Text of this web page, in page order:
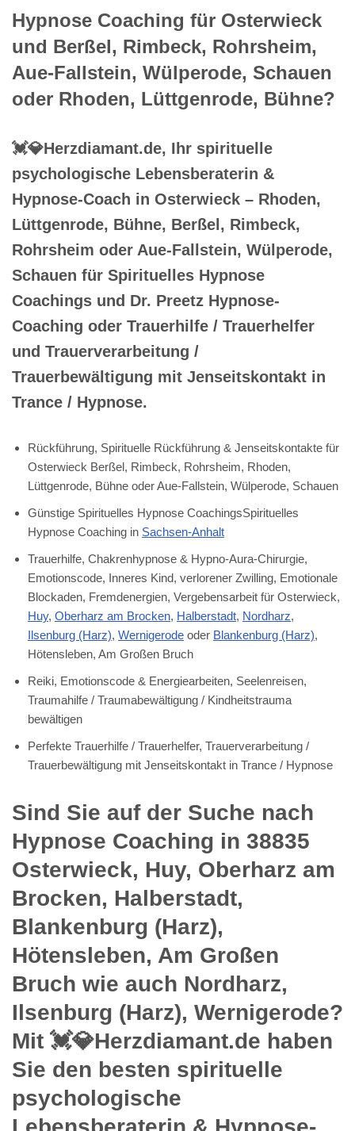
Hypnose Coaching für Osterwieck
und Berßel, Rimbeck, Rohrsheim,
Aue-Fallstein, Wülperode, Schauen
oder Rhoden, Lüttgenrode, Bühne?
💓️💎Herzdiamant.de, Ihr spirituelle
psychologische Lebensberaterin &
Hypnose-Coach in Osterwieck – Rhoden,
Lüttgenrode, Bühne, Berßel, Rimbeck,
Rohrsheim oder Aue-Fallstein, Wülperode,
Schauen für Spirituelles Hypnose
Coachings und Dr. Preetz Hypnose-
Coaching oder Trauerhilfe / Trauerhelfer
und Trauerverarbeitung /
Trauerbewältigung mit Jenseitskontakt in
Trance / Hypnose.
Rückführung, Spirituelle Rückführung & Jenseitskontakte für
Osterwieck Berßel, Rimbeck, Rohrsheim, Rhoden,
Lüttgenrode, Bühne oder Aue-Fallstein, Wülperode, Schauen
Günstige Spirituelles Hypnose CoachingsSpirituelles
Hypnose Coaching in Sachsen-Anhalt
Trauerhilfe, Chakrenhypnose & Hypno-Aura-Chirurgie,
Emotionscode, Inneres Kind, verlorener Zwilling, Emotionale
Blockaden, Fremdenergien, Vergebensarbeit für Osterwieck,
Huy, Oberharz am Brocken, Halberstadt, Nordharz,
Ilsenburg (Harz), Wernigerode oder Blankenburg (Harz),
Hötensleben, Am Großen Bruch
Reiki, Emotionscode & Energiearbeiten, Seelenreisen,
Traumahilfe / Traumabewältigung / Kindheitstrauma
bewältigen
Perfekte Trauerhilfe / Trauerhelfer, Trauerverarbeitung /
Trauerbewältigung mit Jenseitskontakt in Trance / Hypnose
Sind Sie auf der Suche nach
Hypnose Coaching in 38835
Osterwieck, Huy, Oberharz am
Brocken, Halberstadt,
Blankenburg (Harz),
Hötensleben, Am Großen
Bruch wie auch Nordharz,
Ilsenburg (Harz), Wernigerode?
Mit 💓️💎Herzdiamant.de haben
Sie den besten spirituelle
psychologische